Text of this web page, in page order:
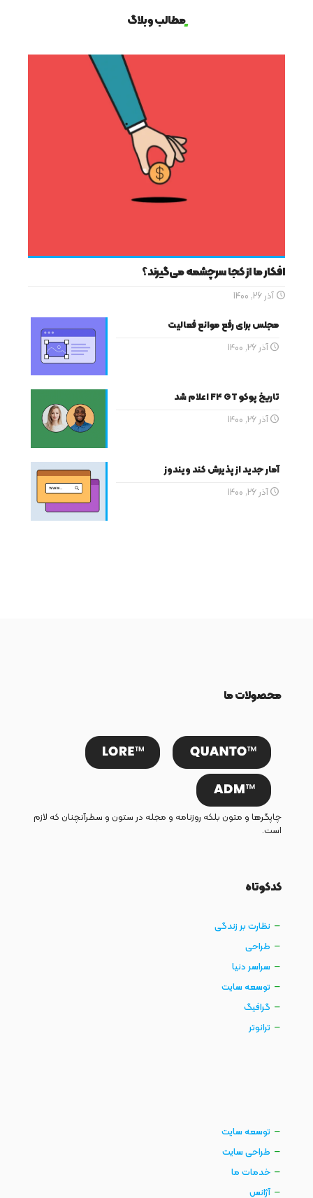
مطالب وبلاگ
افکار ما از کجا سرچشمه می‌گیرند؟
آذر 26, 1400
مجلس برای رفع موانع فعالیت
آذر 26, 1400
تاریخ پوکو F4 GT اعلام شد
آذر 26, 1400
آمار جدید از پذیرش کند ویندوز
آذر 26, 1400
محصولات ما
چاپگرها و متون بلکه روزنامه و مجله در ستون و سطرآنچنان که لازم
است.
کدکوتاه
نظارت بر زندگی
طراحی
سراسر دنیا
توسعه سایت
گرافیگ
ترانوتر
توسعه سایت
طراحی سایت
خدمات ما
آژانس